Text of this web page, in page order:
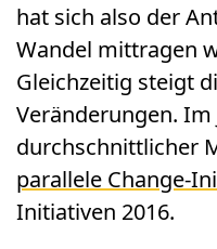
hat sich also der
Wandel mittragen
Gleichzeitig steigt
Veränderungen. Im
durchschnittlicher
parallele Change-
Initiativen 2016.